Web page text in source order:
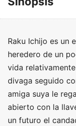
Raku Ichijo es un
heredero de un
vida
divaga seguido
amiga suya le
abierto con la
un futuro el